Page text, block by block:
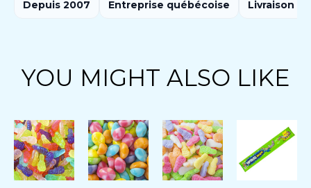
Depuis 2007 Entreprise québécoise Livraison
YOU MIGHT ALSO LIKE